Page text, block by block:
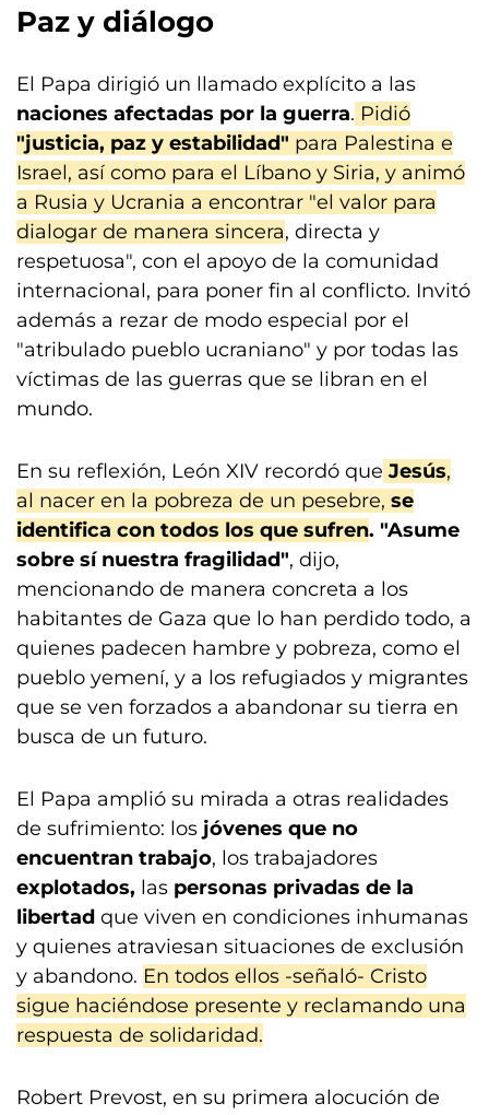
Paz y diálogo
El Papa dirigió un llamado explícito a las
naciones afectadas por la guerra. Pidió
"justicia, paz y estabilidad" para Palestina e
Israel, así como para el Líbano y Siria, y animó
a Rusia y Ucrania a encontrar "el valor para
dialogar de manera sincera, directa y
respetuosa", con el apoyo de la comunidad
internacional, para poner fin al conflicto. Invitó
además a rezar de modo especial por el
"atribulado pueblo ucraniano" y por todas las
víctimas de las guerras que se libran en el
mundo.
En su reflexión, León XIV recordó que Jesús,
al nacer en la pobreza de un pesebre, se
identifica con todos los que sufren. "Asume
sobre sí nuestra fragilidad", dijo,
mencionando de manera concreta a los
habitantes de Gaza que lo han perdido todo, a
quienes padecen hambre y pobreza, como el
pueblo yemení, y a los refugiados y migrantes
que se ven forzados a abandonar su tierra en
busca de un futuro.
El Papa amplió su mirada a otras realidades
de sufrimiento: los jóvenes que no
encuentran trabajo, los trabajadores
explotados, las personas privadas de la
libertad que viven en condiciones inhumanas
y quienes atraviesan situaciones de exclusión
y abandono. En todos ellos -señaló- Cristo
sigue haciéndose presente y reclamando una
respuesta de solidaridad.
Robert Prevost, en su primera alocución de